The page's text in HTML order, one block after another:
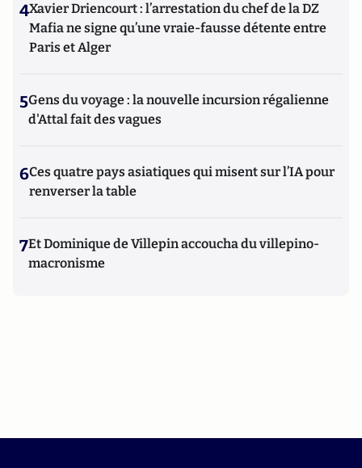
4Xavier Driencourt : l’arrestation du chef de la DZ
Mafia ne signe qu’une vraie-fausse détente entre
Paris et Alger
5Gens du voyage : la nouvelle incursion régalienne
d'Attal fait des vagues
6Ces quatre pays asiatiques qui misent sur l’IA pour
renverser la table
7Et Dominique de Villepin accoucha du villepino-
macronisme